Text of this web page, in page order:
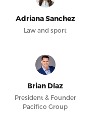
Adriana Sanchez
Law and sport
Brian Díaz
President & Founder
Pacifico Group